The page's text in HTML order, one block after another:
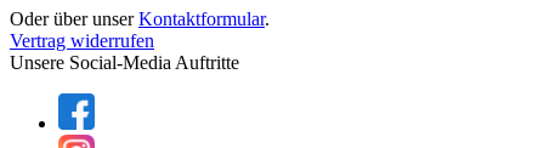
Oder über unserKontaktformular.
Vertrag widerrufen
Unsere Social-Media Auftritte